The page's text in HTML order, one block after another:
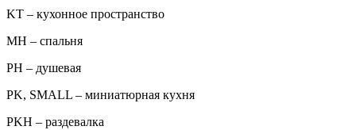
KT – кухонное пространство
MH – спальня
PH – душевая
PK, SMALL – миниатюрная кухня
PKH – раздевалка